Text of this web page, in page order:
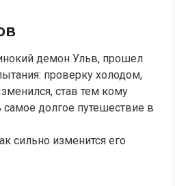
демон Ульв, прошел
проверку холодом,
став тем кому
долгое путешествие в
сильно изменится его